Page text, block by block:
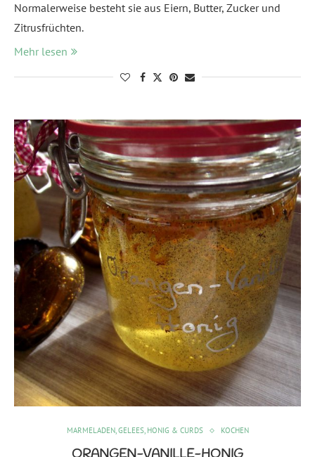
Normalerweise besteht sie aus Eiern, Butter, Zucker und
Zitrusfrüchten.
Mehr lesen
MARMELADEN, GELEES, HONIG & CURDS KOCHEN